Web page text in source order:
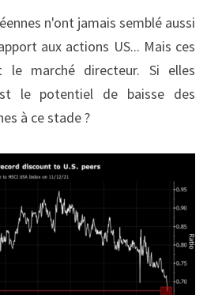
n'ont jamais semblé aussi
aux actions US... Mais ces
le marché directeur. Si elles
le potentiel de baisse des
à ce stade ?